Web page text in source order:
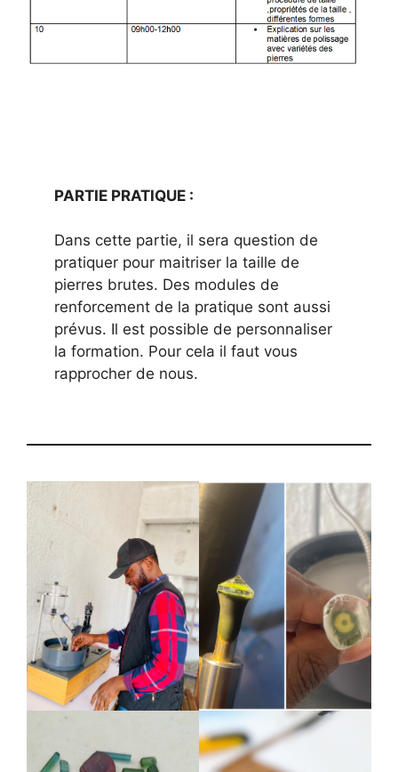
PARTIE PRATIQUE :
Dans cette partie, il sera question de
pratiquer pour maitriser la taille de
pierres brutes. Des modules de
renforcement de la pratique sont aussi
prévus. Il est possible de personnaliser
la formation. Pour cela il faut vous
rapprocher de nous.